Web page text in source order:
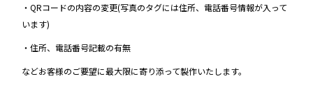
・QRコードの内容の変更(写真のタグには住所、電話番号情報が入って
います)
・住所、電話番号記載の有無
などお客様のご要望に最大限に寄り添って製作いたします。